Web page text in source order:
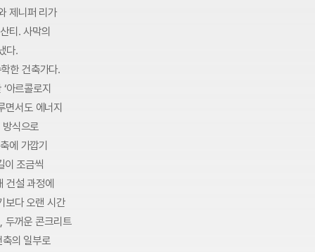
제니퍼 리가
티. 사막의
다.
한 건축가다.
르콜로지
서도 에너지
식으로
에 가깝기
이 조금씩
설 과정에
보다 오랜 시간
두꺼운 콘크리트
의 일부로